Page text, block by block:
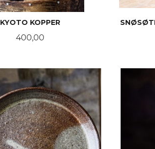
KYOTO KOPPER
Pris
400,00
KJØP